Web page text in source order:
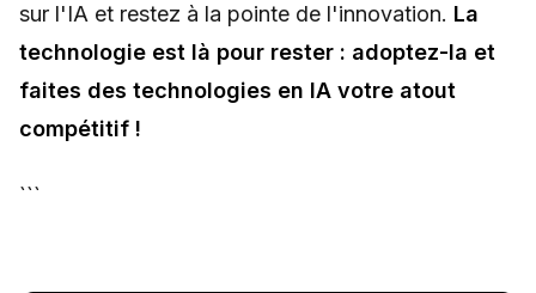
sur l'IA et restez à la pointe de l'innovation. La
technologie est là pour rester : adoptez-la et
faites des technologies en IA votre atout
compétitif !
```